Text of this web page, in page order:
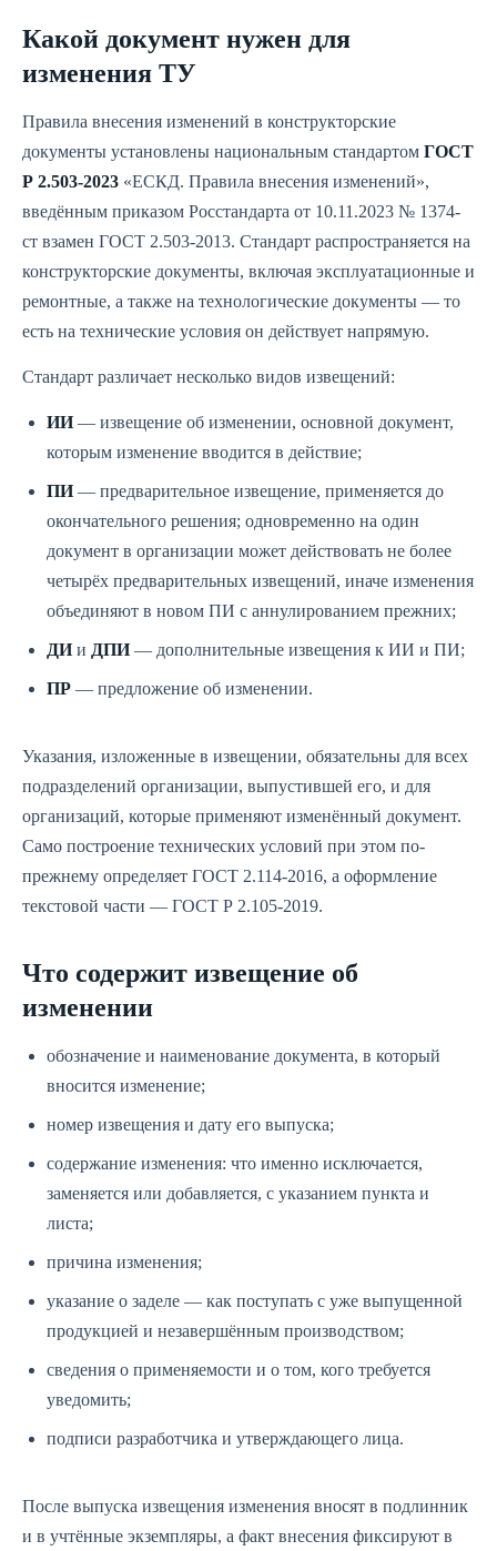
Какой документ нужен для
изменения ТУ
Правила внесения изменений в конструкторские
документы установлены национальным стандартом ГОСТ
Р 2.503-2023 «ЕСКД. Правила внесения изменений»,
введённым приказом Росстандарта от 10.11.2023 № 1374-
ст взамен ГОСТ 2.503-2013. Стандарт распространяется на
конструкторские документы, включая эксплуатационные и
ремонтные, а также на технологические документы — то
есть на технические условия он действует напрямую.
Стандарт различает несколько видов извещений:
ИИ— извещение об изменении, основной документ,
которым изменение вводится в действие;
ПИ— предварительное извещение, применяется до
окончательного решения; одновременно на один
документ в организации может действовать не более
четырёх предварительных извещений, иначе изменения
объединяют в новом ПИ с аннулированием прежних;
ДИи ДПИ— дополнительные извещения к ИИ и ПИ;
ПР — предложение об изменении.
Указания, изложенные в извещении, обязательны для всех
подразделений организации, выпустившей его, и для
организаций, которые применяют изменённый документ.
Само построение технических условий при этом по-
прежнему определяет ГОСТ 2.114-2016, а оформление
текстовой части — ГОСТ Р 2.105-2019.
Что содержит извещение об
изменении
обозначение и наименование документа, в который
вносится изменение;
номер извещения и дату его выпуска;
содержание изменения: что именно исключается,
заменяется или добавляется, с указанием пункта и
листа;
причина изменения;
указание о заделе — как поступать с уже выпущенной
продукцией и незавершённым производством;
сведения о применяемости и о том, кого требуется
уведомить;
подписи разработчика и утверждающего лица.
После выпуска извещения изменения вносят в подлинник
и в учтённые экземпляры, а факт внесения фиксируют в